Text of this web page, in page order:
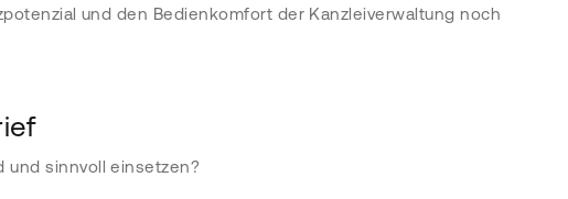
und den Bedienkomfort der Kanzleiverwaltung noch
und sinnvoll einsetzen?